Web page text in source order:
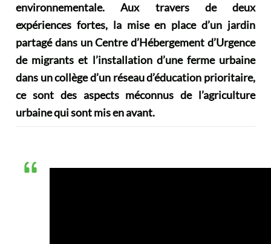
environnementale. Aux travers de deux
expériences fortes, la mise en place d’un jardin
partagé dans un Centre d’Hébergement d’Urgence
de migrants et l’installation d’une ferme urbaine
dans un collège d’un réseau d’éducation prioritaire,
ce sont des aspects méconnus de l’agriculture
urbaine qui sont mis en avant.